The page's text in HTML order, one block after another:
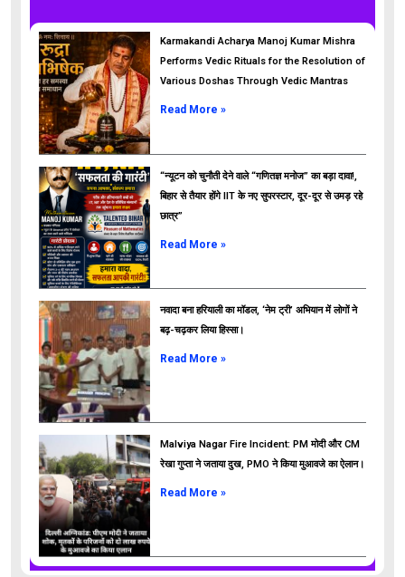
ads
Karmakandi Acharya Manoj Kumar Mishra
Performs Vedic Rituals for the Resolution of
Various Doshas Through Vedic Mantras
Read More »
“न्यूटन को चुनौती देने वाले “गणितज्ञ मनोज” का बड़ा दावा!,
बिहार से तैयार होंगे IIT के नए सुपरस्टार, दूर-दूर से उमड़ रहे
छात्र”
Read More »
नवादा बना हरियाली का मॉडल, ‘नेम ट्री’ अभियान में लोगों ने
बढ़-चढ़कर लिया हिस्सा।
Read More »
Malviya Nagar Fire Incident: PM मोदी और CM
रेखा गुप्ता ने जताया दुख, PMO ने किया मुआवजे का ऐलान।
Read More »